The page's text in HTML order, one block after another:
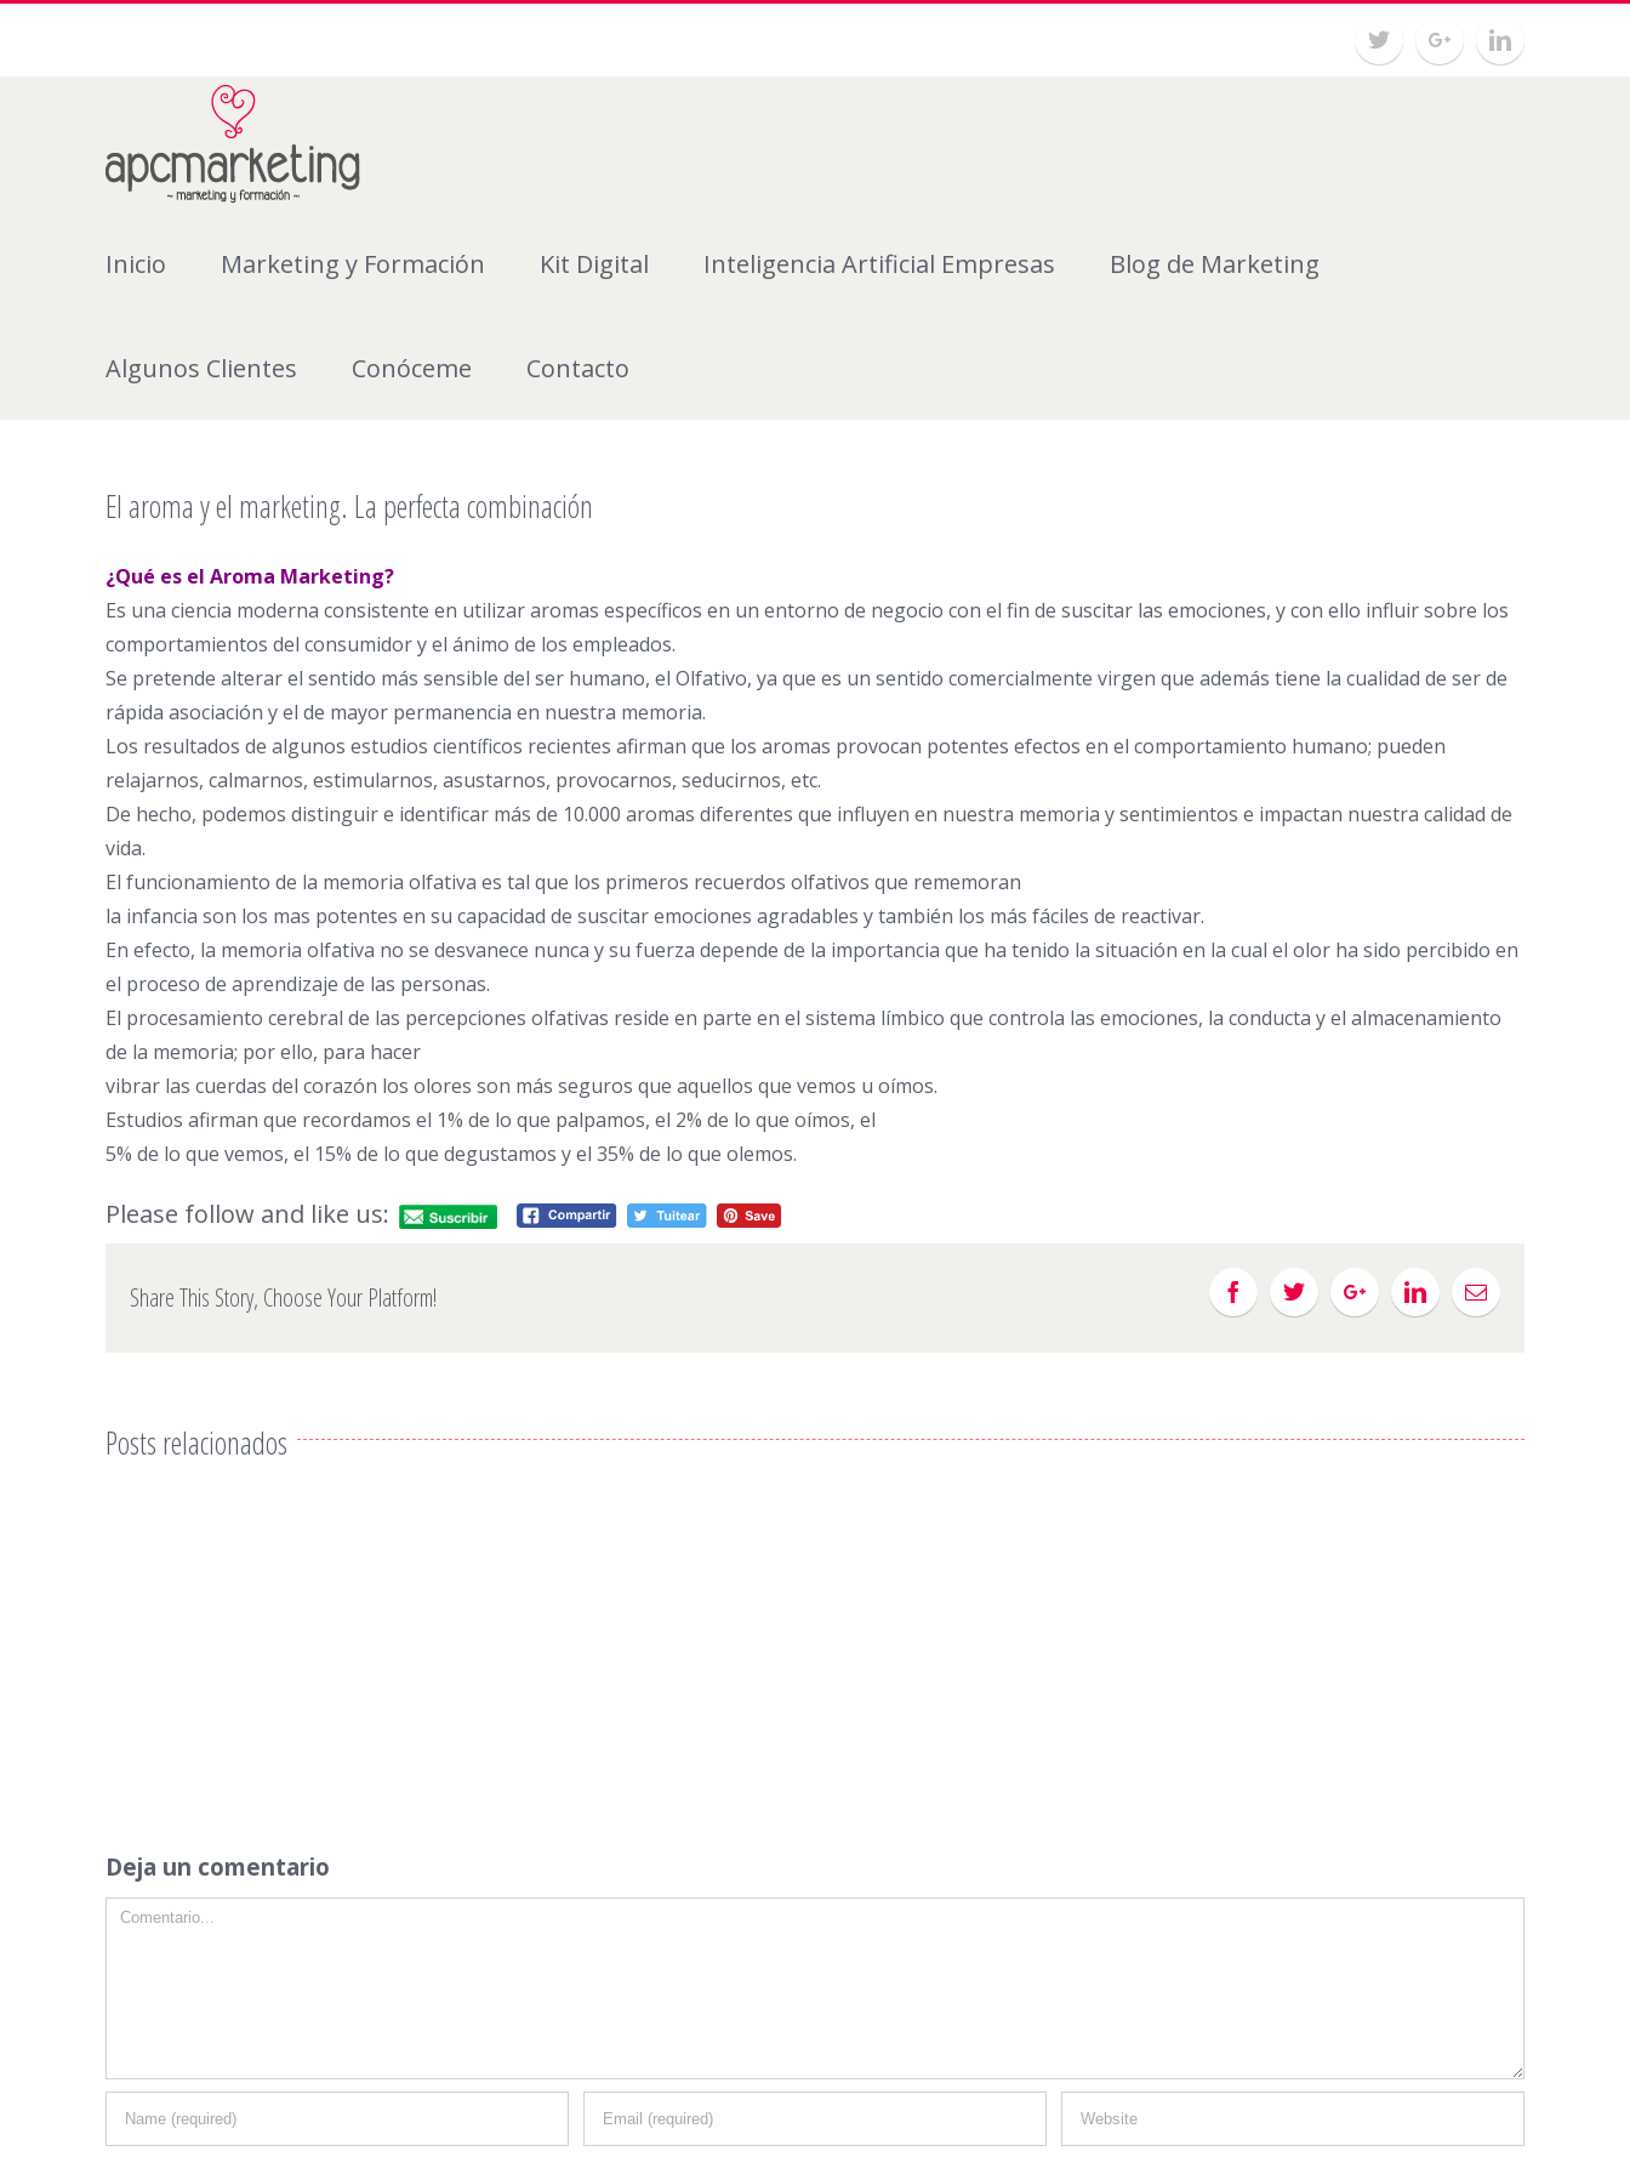
Inicio Marketing y Formación Kit Digital Inteligencia Artificial Empresas Blog de Marketing
Algunos Clientes Conóceme Contacto
El aroma y el marketing. La perfecta combinación
¿Qué es el Aroma Marketing?
Es una ciencia moderna consistente en utilizar aromas específicos en un entorno de negocio con el fin de suscitar las emociones, y con ello influir sobre los
comportamientos del consumidor y el ánimo de los empleados.
Se pretende alterar el sentido más sensible del ser humano, el Olfativo, ya que es un sentido comercialmente virgen que además tiene la cualidad de ser de
rápida asociación y el de mayor permanencia en nuestra memoria.
Los resultados de algunos estudios científicos recientes afirman que los aromas provocan potentes efectos en el comportamiento humano; pueden
relajarnos, calmarnos, estimularnos, asustarnos, provocarnos, seducirnos, etc.
De hecho, podemos distinguir e identificar más de 10.000 aromas diferentes que influyen en nuestra memoria y sentimientos e impactan nuestra calidad de
vida.
El funcionamiento de la memoria olfativa es tal que los primeros recuerdos olfativos que rememoran
la infancia son los mas potentes en su capacidad de suscitar emociones agradables y también los más fáciles de reactivar.
En efecto, la memoria olfativa no se desvanece nunca y su fuerza depende de la importancia que ha tenido la situación en la cual el olor ha sido percibido en
el proceso de aprendizaje de las personas.
El procesamiento cerebral de las percepciones olfativas reside en parte en el sistema límbico que controla las emociones, la conducta y el almacenamiento
de la memoria; por ello, para hacer
vibrar las cuerdas del corazón los olores son más seguros que aquellos que vemos u oímos.
Estudios afirman que recordamos el 1% de lo que palpamos, el 2% de lo que oímos, el
5% de lo que vemos, el 15% de lo que degustamos y el 35% de lo que olemos.
Please follow and like us:
Share This Story, Choose Your Platform!
Posts relacionados
Deja un comentario